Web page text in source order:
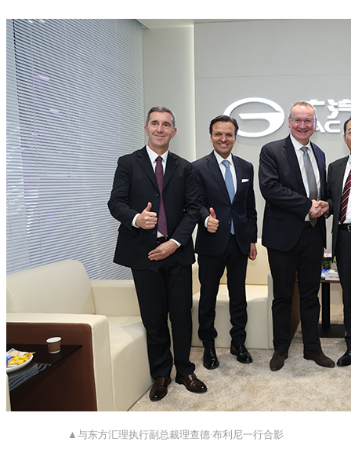
▲与东方汇理执行副总裁理查德∙布利尼一行合影